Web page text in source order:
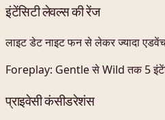
इंटेंसिटी लेवल्स की रेंज
लाइट डेट नाइट फन से लेकर ज्यादा
Foreplay: Gentle से Wild तक 5
प्राइवेसी कंसीडरेशंस